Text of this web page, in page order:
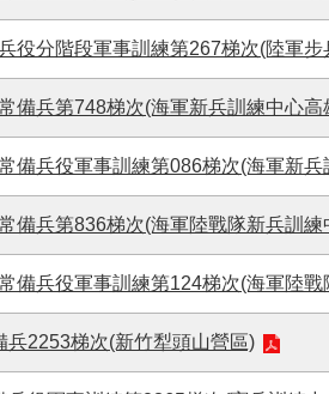
役分階段軍事訓練第267梯次(陸軍
備兵第748梯次(海軍新兵訓練中心高
備兵役軍事訓練第086梯次(海軍新
備兵第836梯次(海軍陸戰隊新兵訓
備兵役軍事訓練第124梯次(海軍陸
2253梯次(新竹犁頭山營區)